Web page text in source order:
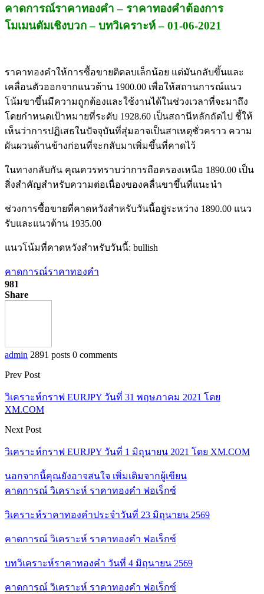
คาดการณ์ราคาทองคำ – ราคาทองคำต้องการ
โมเมนตัมเชิงบวก – บทวิเคราะห์ – 01-06-2021
ราคาทองคำให้การซื้อขายติดลบเล็กน้อย แต่มันกลับขึ้นและ
เคลื่อนตัวออกจากแนวต้าน 1900.00 เพื่อให้สถานการณ์แนว
โน้มขาขึ้นมีความถูกต้องและใช้งานได้ในช่วงเวลาที่จะมาถึง
โดยกำหนดเป้าหมายที่ระดับ 1928.60 เป็นสถานีหลักถัดไป ชี้ให้
เห็นว่าการปฏิเสธในปัจจุบันที่สุ่มอาจเป็นสาเหตุชั่วคราว ความ
ผันผวนด้านข้างก่อนที่จะกลับมาเพิ่มขึ้นที่คาดไว้
ในทางกลับกัน คุณควรทราบว่าการถือครองเหนือ 1890.00 เป็น
สิ่งสำคัญสำหรับความต่อเนื่องของคลื่นขาขึ้นที่แนะนำ
ช่วงการซื้อขายที่คาดหวังสำหรับวันนี้อยู่ระหว่าง 1890.00 แนว
รับและแนวต้าน 1935.00
แนวโน้มที่คาดหวังสำหรับวันนี้: bullish
คาดการณ์ราคาทองคำ
981
Share
admin 2891 posts 0 comments
Prev Post
วิเคราะห์กราฟ EURJPY วันที่ 31 พฤษภาคม 2021 โดย
XM.COM
Next Post
วิเคราะห์กราฟ EURJPY วันที่ 1 มิถุนายน 2021 โดย XM.COM
นอกจากนี้คุณยังอาจสนใจ เพิ่มเติมจากผู้เขียน
คาดการณ์ วิเคราะห์ ราคาทองคำ ฟอเร็กซ์
วิเคราะห์ราคาทองคำประจำวันที่ 23 มิถุนายน 2569
คาดการณ์ วิเคราะห์ ราคาทองคำ ฟอเร็กซ์
บทวิเคราะห์ราคาทองคำ วันที่ 4 มิถุนายน 2569
คาดการณ์ วิเคราะห์ ราคาทองคำ ฟอเร็กซ์